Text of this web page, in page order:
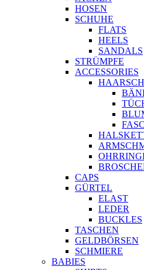
HOSEN
SCHUHE
FLATS
HEELS
SANDALS
STRÜMPFE
ACCESSORIES
CAPS
GÜRTEL
ELAST
LEDER
BUCKLES
TASCHEN
GELDBÖRSEN
SCHMIERE
BABIES